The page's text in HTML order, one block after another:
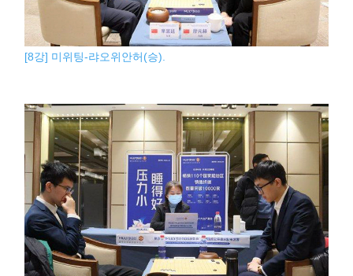
[8강] 미위팅-랴오위안허(승).